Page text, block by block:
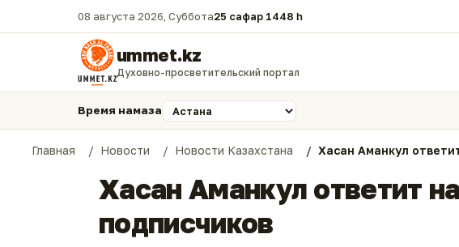
08 августа 2026, Суббота25 сафар 1448 һ.
ummet.kz
Духовно-просветительский портал
Время намаза
Главная Новости Новости Казахстана Хасан Аманкул
Хасан Аманкул ответит
подписчиков